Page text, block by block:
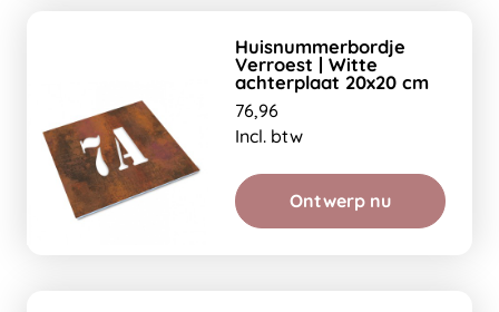
Huisnummerbordje
Verroest | Witte
achterplaat 20x20 cm
76,96
Incl. btw
Ontwerp nu